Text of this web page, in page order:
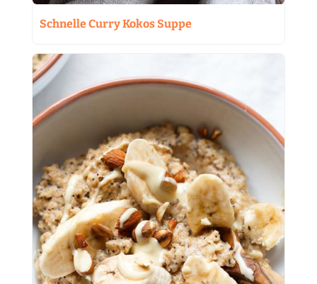
Schnelle Curry Kokos Suppe